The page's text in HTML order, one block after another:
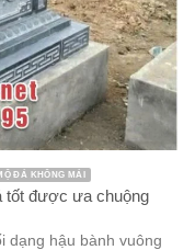
ĐÁ KHÔNG MÁI
tốt được ưa chuộng
dạng hậu bành vuông